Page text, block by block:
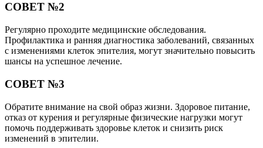
СОВЕТ №2
Регулярно проходите медицинские обследования.
Профилактика и ранняя диагностика заболеваний, связанных
с изменениями клеток эпителия, могут значительно повысить
шансы на успешное лечение.
СОВЕТ №3
Обратите внимание на свой образ жизни. Здоровое питание,
отказ от курения и регулярные физические нагрузки могут
помочь поддерживать здоровье клеток и снизить риск
изменений в эпителии.